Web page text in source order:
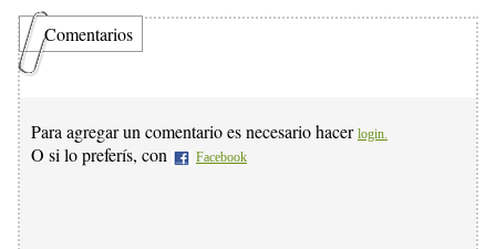
Comentarios
Para agregar un comentario es necesario hacer login.
O si lo preferís, con Facebook